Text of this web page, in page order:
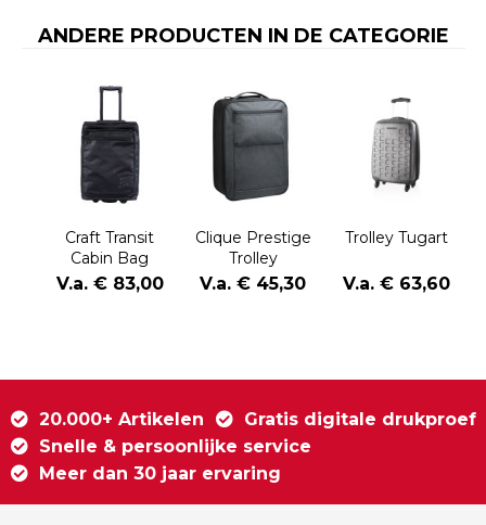
ANDERE PRODUCTEN IN DE CATEGORIE
Craft Transit
Cabin Bag
V.a. € 83,00
Clique Prestige
Trolley
V.a. € 45,30
Trolley Tugart
V.a. € 63,60
20.000+ Artikelen
Gratis digitale drukproef
Snelle & persoonlijke service
Meer dan 30 jaar ervaring